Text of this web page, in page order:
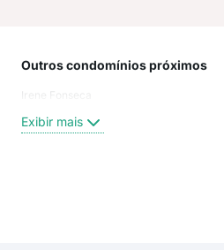
Outros condomínios próximos
Exibir mais